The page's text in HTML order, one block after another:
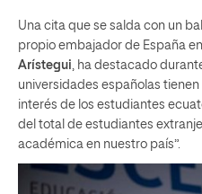
Una cita que se salda con un
propio embajador de España
Arístegui, ha destacado
universidades españolas
interés de los estudiantes
del total de estudiantes
académica en nuestro país”.